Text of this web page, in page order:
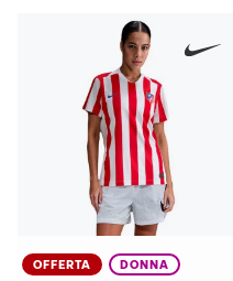
OFFERTA DONNA